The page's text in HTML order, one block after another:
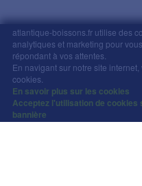
atlantique-boissons.fr utilise des
analytiques et marketing pour
répondant à vos attentes.
En navigant sur notre site
cookies.
En savoir plus sur les cookies
Acceptez l'utilisation de cookies
bannière
Mentions légales-
Copyright © Atlantique
L'abus d'alcool est
consommer avec